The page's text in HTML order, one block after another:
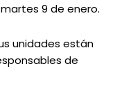
9 de enero.
unidades están
de